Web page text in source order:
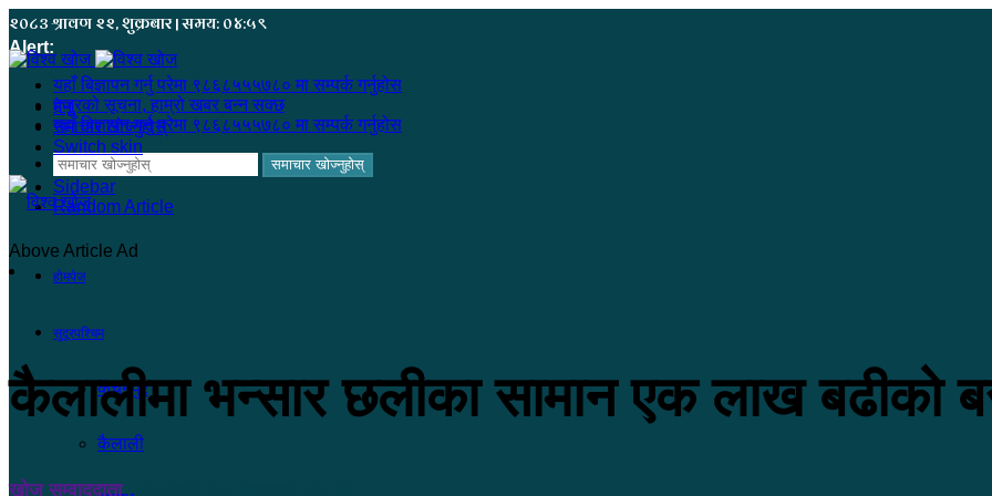
२०८३ श्रावण २२, शुक्रबार | समय: ०४:५९
Alert:
यहाँ बिज्ञापन गर्नु परेमा ९८६८५५५७८० मा सम्पर्क गर्नुहोस
हजुरको सूचना, हाम्रो खबर बन्न सक्छ
यहाँ बिज्ञापन गर्नु परेमा ९८६८५५५७८० मा सम्पर्क गर्नुहोस
समाचार खोज्नुहोस्
Sidebar
Random Article
मेनू
समाचार खोज्नुहोस्
Switch skin
होमपेज
सुदूरपश्चिम
कंचनपुर
कैलाली
Above Article Ad
कैलालीमा भन्सार छलीका सामान एक लाख बढीको
खोज सम्वाददाता२०८१ माघ २५, शुक्रबार ०२:१६